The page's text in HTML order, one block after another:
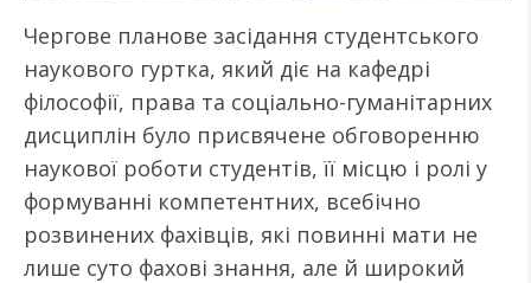
Чергове планове засідання студентського
наукового гуртка, який діє на кафедрі
філософії, права та соціально-гуманітарних
дисциплін було присвячене обговоренню
наукової роботи студентів, її місцю і ролі у
формуванні компетентних, всебічно
розвинених фахівців, які повинні мати не
лише суто фахові знання, але й широкий